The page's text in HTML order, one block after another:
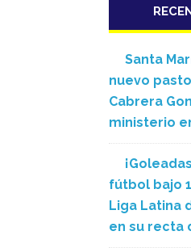
Santa
nuevo
Cabrera
ministerio
fútbol bajo
Liga Latina
en su recta